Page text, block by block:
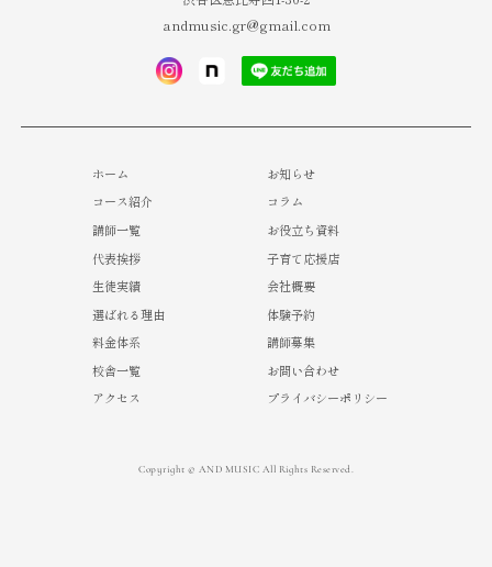
andmusic.gr@gmail.com
ホーム
コース紹介
講師一覧
代表挨拶
生徒実績
選ばれる理由
料金体系
校舎一覧
アクセス
お知らせ
コラム
お役立ち資料
子育て応援店
会社概要
体験予約
講師募集
お問い合わせ
プライバシーポリシー
Copyright © AND MUSIC All Rights Reserved.